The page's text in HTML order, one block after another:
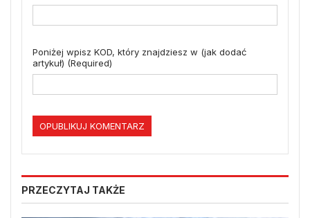
Poniżej wpisz KOD, który znajdziesz w (jak dodać
artykuł) (Required)
PRZECZYTAJ TAKŻE